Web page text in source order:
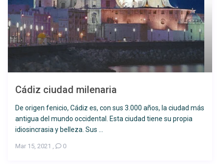
Ver más
Cádiz ciudad milenaria
De origen fenicio, Cádiz es, con sus 3.000 años, la ciudad más
antigua del mundo occidental. Esta ciudad tiene su propia
idiosincrasia y belleza. Sus ...
Mar 15, 2021 , 0